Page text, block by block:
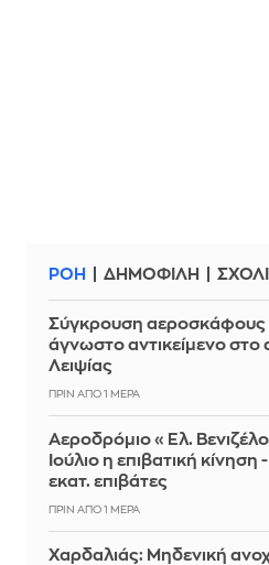
ΡΟΗ ΔΗΜΟΦΙΛΗ
Σύγκρουση αεροσκάφους
άγνωστο αντικείμενο στο
Λειψίας
ΠΡΙΝ ΑΠΌ 1 ΜΈΡΑ
Αεροδρόμιο «Ελ.
Ιούλιο η επιβατική
εκατ. επιβάτες
ΠΡΙΝ ΑΠΌ 1 ΜΈΡΑ
Χαρδαλιάς: Μηδενική